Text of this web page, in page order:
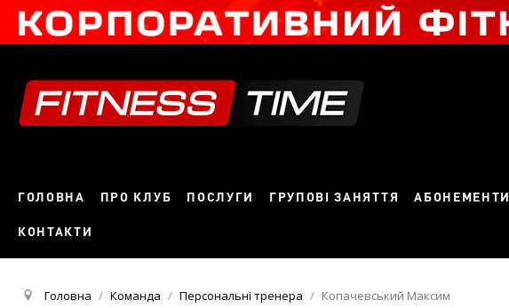
ГОЛОВНА ПРО КЛУБ ПОСЛУГИ ГРУПОВІ ЗАНЯТТЯ АБОНЕМЕНТИ
КОНТАКТИ
Головна / Команда / Персональні тренера / Копачевський Максим